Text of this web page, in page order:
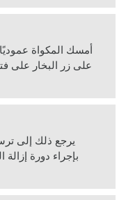
يرجع ذلك إلى
بإجراء دورة